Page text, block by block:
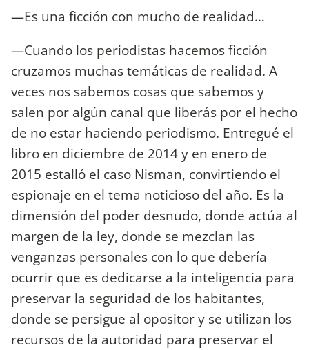
—Es una ficción con mucho de realidad…
—Cuando los periodistas hacemos ficción
cruzamos muchas temáticas de realidad. A
veces nos sabemos cosas que sabemos y
salen por algún canal que liberás por el hecho
de no estar haciendo periodismo. Entregué el
libro en diciembre de 2014 y en enero de
2015 estalló el caso Nisman, convirtiendo el
espionaje en el tema noticioso del año. Es la
dimensión del poder desnudo, donde actúa al
margen de la ley, donde se mezclan las
venganzas personales con lo que debería
ocurrir que es dedicarse a la inteligencia para
preservar la seguridad de los habitantes,
donde se persigue al opositor y se utilizan los
recursos de la autoridad para preservar el